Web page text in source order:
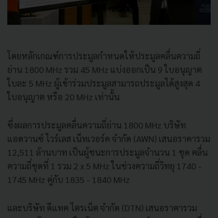
โดยหลักเกณฑ์การประมูลกำหนดให้ประมูลคลื่นความถี่
ย่าน 1800 MHz รวม 45 MHz แบ่งออกเป็น 9 ใบอนุญาต
ใบละ 5 MHz ผู้เข้าร่วมประมูลสามารถประมูลได้สูงสุด 4
ใบอนุญาต หรือ 20 MHz เท่านั้น
ซึ่งผลการประมูลคลื่นความถี่ย่าน 1800 MHz บริษัท
แอดวานซ์ ไวร์เลส เน็ทเวอร์ค จำกัด (AWN) เสนอราคารวม
12,511 ล้านบาท เป็นผู้ชนะการประมูลจำนวน 1 ชุด คลื่น
ความถี่ชุดที่ 1 รวม 2 x 5 MHz ในช่วงความถี่วิทยุ 1740 -
1745 MHz คู่กับ 1835 - 1840 MHz
และบริษัท ดีแทค ไตรเน็ต จำกัด (DTN) เสนอราคารวม